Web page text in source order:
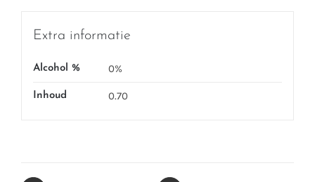
Extra informatie
Alcohol % 0%
Inhoud 0.70